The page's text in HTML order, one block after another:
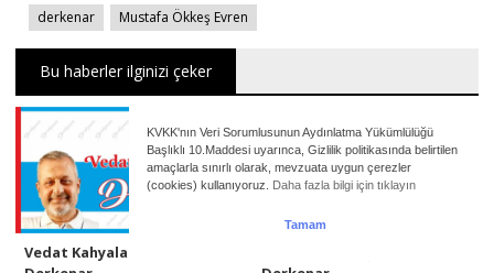
KVKK'nın Veri Sorumlusunun Aydınlatma Yükümlülüğü
Başlıklı 10.Maddesi uyarınca, Gizlilik politikasında belirtilen
amaçlarla sınırlı olarak, mevzuata uygun çerezler
(cookies) kullanıyoruz. Daha fazla bilgi için tıklayın
Tamam
derkenar Mustafa Ökkeş Evren
Bu haberler ilginizi çeker
Vedat Kahyalar ile